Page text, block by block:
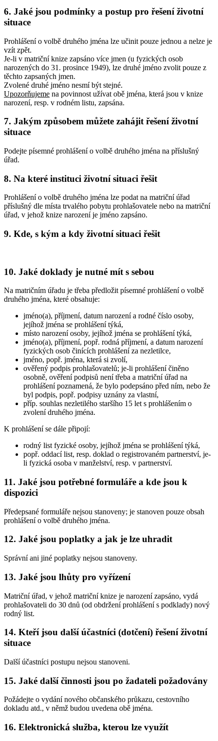
6. Jaké jsou podmínky a postup pro řešení životní
situace
Prohlášení o volbě druhého jména lze učinit pouze jednou a nelze je
vzít zpět.
Je-li v matriční knize zapsáno více jmen (u fyzických osob
narozených do 31. prosince 1949), lze druhé jméno zvolit pouze z
těchto zapsaných jmen.
Zvolené druhé jméno nesmí být stejné.
Upozorňujeme na povinnost užívat obě jména, která jsou v knize
narození, resp. v rodném listu, zapsána.
7. Jakým způsobem můžete zahájit řešení životní
situace
Podejte písemné prohlášení o volbě druhého jména na příslušný
úřad.
8. Na které instituci životní situaci řešit
Prohlášení o volbě druhého jména lze podat na matriční úřad
příslušný dle místa trvalého pobytu prohlašovatele nebo na matriční
úřad, v jehož knize narození je jméno zapsáno.
9. Kde, s kým a kdy životní situaci řešit
10. Jaké doklady je nutné mít s sebou
Na matričním úřadu je třeba předložit písemné prohlášení o volbě
druhého jména, které obsahuje:
jméno(a), příjmení, datum narození a rodné číslo osoby,
jejíhož jména se prohlášení týká,
místo narození osoby, jejíhož jména se prohlášení týká,
jméno(a), příjmení, popř. rodná příjmení, a datum narození
fyzických osob činících prohlášení za nezletilce,
jméno, popř. jména, která si zvolí,
ověřený podpis prohlašovatelů; je-li prohlášení činěno
osobně, ověření podpisů není třeba a matriční úřad na
prohlášení poznamená, že bylo podepsáno před ním, nebo že
byl podpis, popř. podpisy uznány za vlastní,
příp. souhlas nezletilého staršího 15 let s prohlášením o
zvolení druhého jména.
K prohlášení se dále připojí:
rodný list fyzické osoby, jejíhož jména se prohlášení týká,
popř. oddací list, resp. doklad o registrovaném partnerství, je-
li fyzická osoba v manželství, resp. v partnerství.
11. Jaké jsou potřebné formuláře a kde jsou k
dispozici
Předepsané formuláře nejsou stanoveny; je stanoven pouze obsah
prohlášení o volbě druhého jména.
12. Jaké jsou poplatky a jak je lze uhradit
Správní ani jiné poplatky nejsou stanoveny.
13. Jaké jsou lhůty pro vyřízení
Matriční úřad, v jehož matriční knize je narození zapsáno, vydá
prohlašovateli do 30 dnů (od obdržení prohlášení s podklady) nový
rodný list.
14. Kteří jsou další účastníci (dotčení) řešení životní
situace
Další účastníci postupu nejsou stanoveni.
15. Jaké další činnosti jsou po žadateli požadovány
Požádejte o vydání nového občanského průkazu, cestovního
dokladu atd., v němž budou uvedena obě jména.
16. Elektronická služba, kterou lze využít